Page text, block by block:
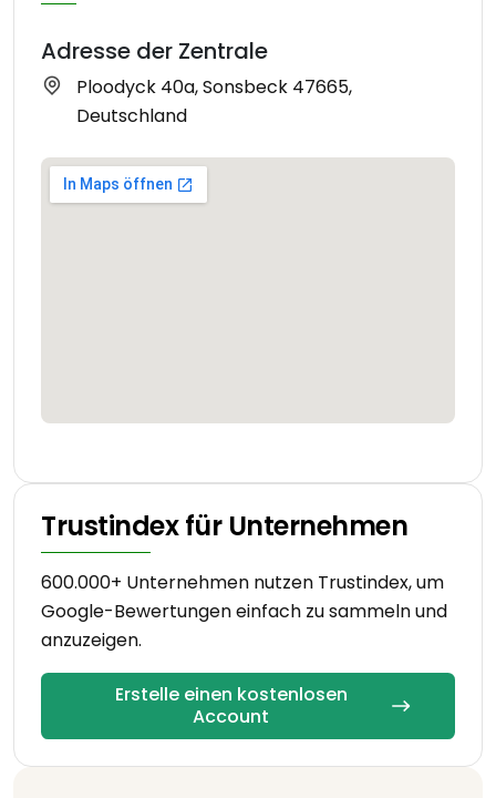
Adresse der Zentrale
Ploodyck 40a, Sonsbeck 47665,
Deutschland
Trustindex für Unternehmen
600.000+ Unternehmen nutzen Trustindex, um
Google-Bewertungen einfach zu sammeln und
anzuzeigen.
Erstelle einen kostenlosen
Account